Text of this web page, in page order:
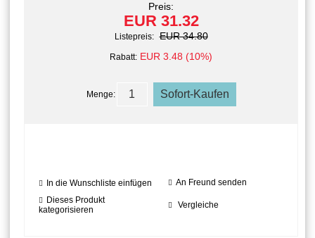
Preis:
EUR 31.32
Listepreis: EUR 34.80
Rabatt: EUR 3.48 (10%)
Menge:
In die Wunschliste einfügen
An Freund senden
Dieses Produkt
kategorisieren
Vergleiche